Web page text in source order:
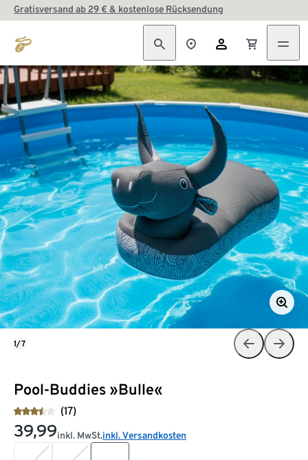
Gratisversand ab 29 € & kostenlose Rücksendung
Pool-Buddies »Bulle«
(17)
39,99inkl. MwSt.inkl. Versandkosten
1/7